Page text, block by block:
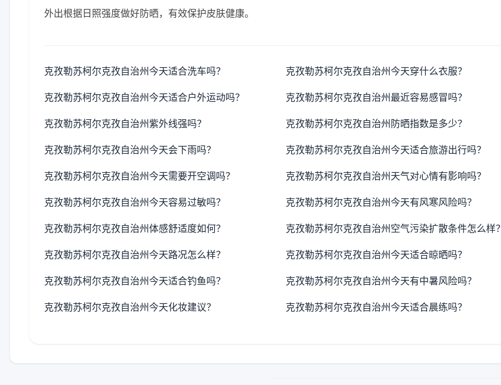
外出根据日照强度做好防晒，有效保护皮肤健康。
克孜勒苏柯尔克孜自治州今天适合洗车吗？ 克孜勒苏柯尔克孜自治州今天穿什么衣服？
克孜勒苏柯尔克孜自治州今天适合户外运动吗？ 克孜勒苏柯尔克孜自治州最近容易感冒吗？
克孜勒苏柯尔克孜自治州紫外线强吗？ 克孜勒苏柯尔克孜自治州防晒指数是多少？
克孜勒苏柯尔克孜自治州今天会下雨吗？ 克孜勒苏柯尔克孜自治州今天适合旅游出行吗？
克孜勒苏柯尔克孜自治州今天需要开空调吗？ 克孜勒苏柯尔克孜自治州天气对心情有影响吗？
克孜勒苏柯尔克孜自治州今天容易过敏吗？ 克孜勒苏柯尔克孜自治州今天有风寒风险吗？
克孜勒苏柯尔克孜自治州体感舒适度如何？ 克孜勒苏柯尔克孜自治州空气污染扩散条件怎么样？
克孜勒苏柯尔克孜自治州今天路况怎么样？ 克孜勒苏柯尔克孜自治州今天适合晾晒吗？
克孜勒苏柯尔克孜自治州今天适合钓鱼吗？ 克孜勒苏柯尔克孜自治州今天有中暑风险吗？
克孜勒苏柯尔克孜自治州今天化妆建议？ 克孜勒苏柯尔克孜自治州今天适合晨练吗？